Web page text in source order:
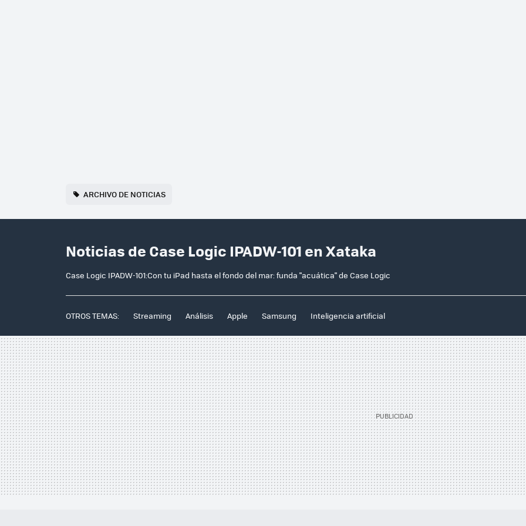
ARCHIVO DE NOTICIAS
Noticias de Case Logic IPADW-101 en Xataka
Case Logic IPADW-101:Con tu iPad hasta el fondo del mar: funda "acuática" de Case Logic
OTROS TEMAS: Streaming Análisis Apple Samsung Inteligencia artificial